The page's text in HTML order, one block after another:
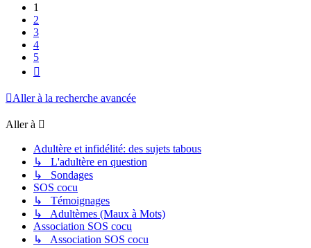
1
2
3
4
5
Aller à la recherche avancée
Aller à
Adultère et infidélité: des sujets tabous
↳ L'adultère en question
↳ Sondages
SOS cocu
↳ Témoignages
↳ Adultèmes (Maux à Mots)
Association SOS cocu
↳ Association SOS cocu